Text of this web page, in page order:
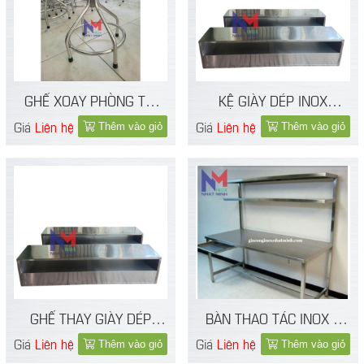
GHẾ XOAY PHÒNG THÍ
NGHIỆM INOX 304
Giá Liên hệ Thêm vào giỏ
KỆ GIÀY DÉP INOX
PHÒNG THÍ NGHIỆM
Giá Liên hệ Thêm vào giỏ
GHẾ THAY GIÀY DÉP
INOX PHÒNG SẠCH 304
Giá Liên hệ Thêm vào giỏ
BÀN THAO TÁC INOX 1
TẦNG
Giá Liên hệ Thêm vào giỏ